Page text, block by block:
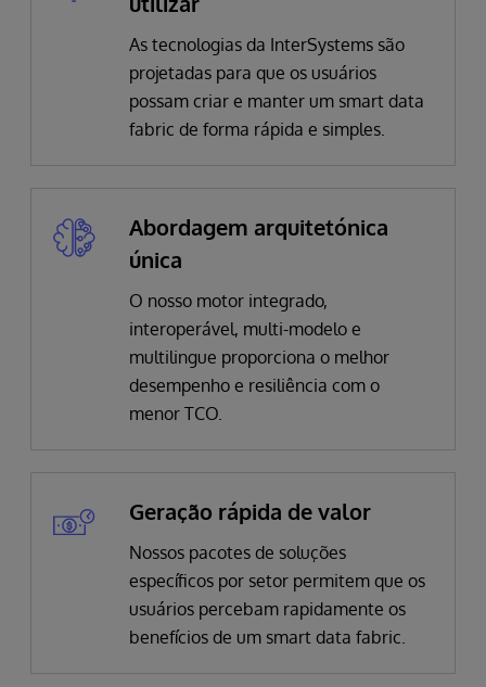
As tecnologias da InterSystems são
projetadas para que os usuários
possam criar e manter um smart data
fabric de forma rápida e simples.
Abordagem arquitetónica
única
O nosso motor integrado,
interoperável, multi-modelo e
multilingue proporciona o melhor
desempenho e resiliência com o
menor TCO.
Geração rápida de valor
Nossos pacotes de soluções
específicos por setor permitem que os
usuários percebam rapidamente os
benefícios de um smart data fabric.